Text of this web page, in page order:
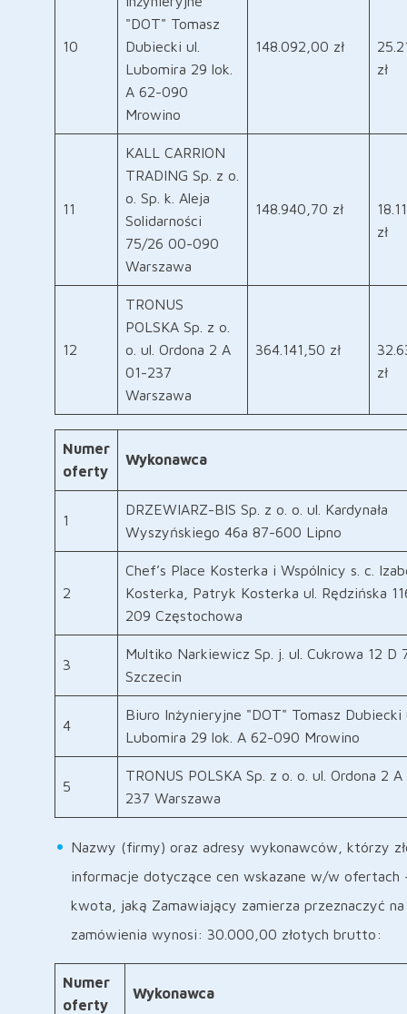
10
"DOT" Tomasz
Dubiecki ul.
Lubomira 29 lok.
A 62-090
Mrowino
148.092,00 zł
zł
11
KALL CARRION
TRADING Sp. z o.
o. Sp. k. Aleja
Solidarności
75/26 00-090
Warszawa
148.940,70 zł
zł
12
TRONUS
POLSKA Sp. z o.
o. ul. Ordona 2 A
01-237
Warszawa
364.141,50 zł
zł
Numer
oferty
Wykonawca
1
DRZEWIARZ-BIS Sp. z o. o. ul. Kardynała
Wyszyńskiego 46a 87-600 Lipno
2
Chef’s Place Kosterka i Wspólnicy s. c.
Kosterka, Patryk Kosterka ul. Rędzińska
209 Częstochowa
3
Multiko Narkiewicz Sp. j. ul. Cukrowa 12 D
Szczecin
4
Biuro Inżynieryjne "DOT" Tomasz Dubiecki
Lubomira 29 lok. A 62-090 Mrowino
5
TRONUS POLSKA Sp. z o. o. ul. Ordona 2
237 Warszawa
Nazwy (firmy) oraz adresy wykonawców, którzy
informacje dotyczące cen wskazane w/w
kwota, jaką Zamawiający zamierza przeznaczyć na
zamówienia wynosi: 30.000,00 złotych brutto:
Numer
oferty
Wykonawca